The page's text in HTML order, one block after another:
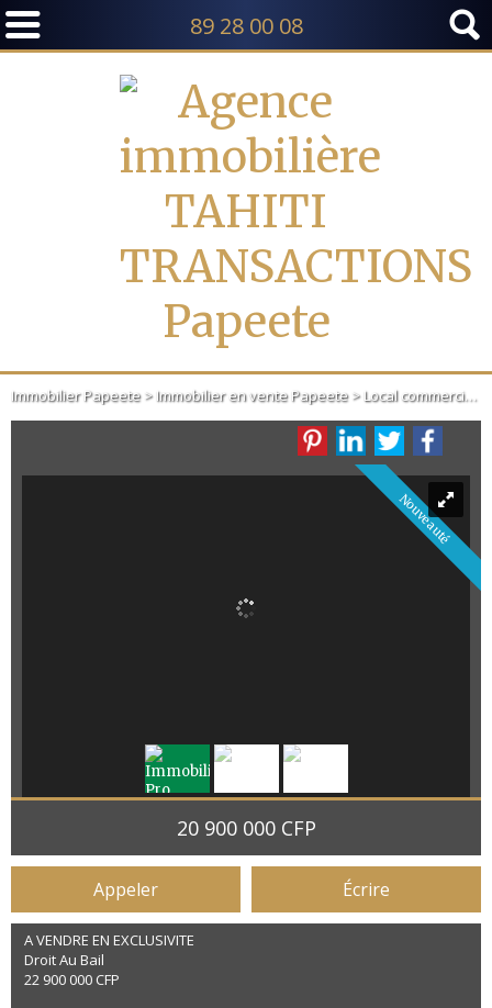
89 28 00 08
Immobilier Papeete > Immobilier en vente Papeete > Local commercial en vente Papeete
Nouveauté
20 900 000 CFP
Appeler Écrire
A VENDRE EN EXCLUSIVITE
Droit Au Bail
22 900 000 CFP